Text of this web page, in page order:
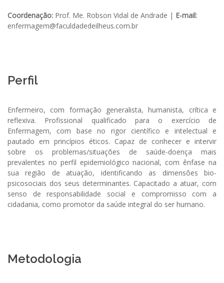
Coordenação: Prof. Me. Robson Vidal de Andrade | E-mail:
enfermagem@faculdadedeilheus.com.br
Perfil
Enfermeiro, com formação generalista, humanista, crítica e
reflexiva. Profissional qualificado para o exercício de
Enfermagem, com base no rigor científico e intelectual e
pautado em princípios éticos. Capaz de conhecer e intervir
sobre os problemas/situações de saúde-doença mais
prevalentes no perfil epidemiológico nacional, com ênfase na
sua região de atuação, identificando as dimensões bio-
psicosociais dos seus determinantes. Capacitado a atuar, com
senso de responsabilidade social e compromisso com a
cidadania, como promotor da saúde integral do ser humano.
Metodologia